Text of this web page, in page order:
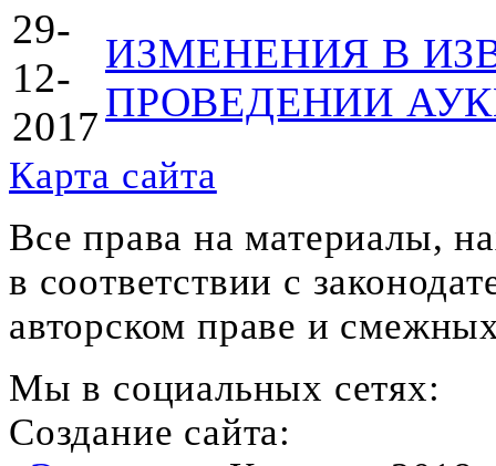
29-
12-
2017
ИЗМЕНЕНИЯ В
ПРОВЕДЕНИИ
Карта сайта
Все права на материалы,
в соответствии с
авторском праве и
Мы в социальных сетях:
Создание сайта: